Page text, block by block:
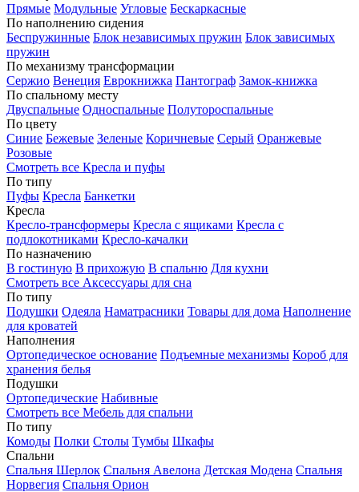
Прямые Модульные Угловые Бескаркасные
По наполнению сидения
Беспружинные Блок независимых пружин Блок зависимых
пружин
По механизму трансформации
Сержио Венеция Еврокнижка Пантограф Замок-книжка
По спальному месту
Двуспальные Односпальные Полутороспальные
По цвету
Синие Бежевые Зеленые Коричневые Серый Оранжевые
Розовые
Смотреть все Кресла и пуфы
По типу
Пуфы Кресла Банкетки
Кресла
Кресло-трансформеры Кресла с ящиками Кресла с
подлокотниками Кресло-качалки
По назначению
В гостиную В прихожую В спальню Для кухни
Смотреть все Аксессуары для сна
По типу
Подушки Одеяла Наматрасники Товары для дома Наполнение
для кроватей
Наполнения
Ортопедическое основание Подъемные механизмы Короб для
хранения белья
Подушки
Ортопедические Набивные
Смотреть все Мебель для спальни
По типу
Комоды Полки Столы Тумбы Шкафы
Спальни
Спальня Шерлок Спальня Авелона Детская Модена Спальня
Норвегия Спальня Орион